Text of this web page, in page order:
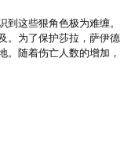
这些狠角色极为难缠。
。为了保护莎拉，萨伊德
。随着伤亡人数的增加，